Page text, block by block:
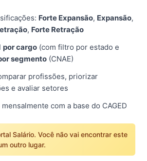
Forte Expansão, Expansão,
, Forte Retração
por cargo (com filtro por estado e
segmento (CNAE)
profissões, priorizar
e avaliar setores
com a base do CAGED
Salário. Você não vai encontrar este
outro lugar.